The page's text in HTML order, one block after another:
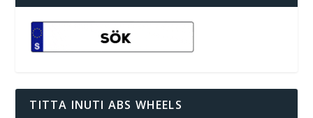
TITTA INUTI ABS WHEELS